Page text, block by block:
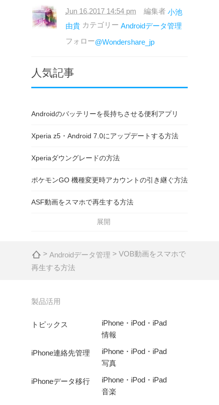
Jun 16,2017 14:54 pm 編集者 小池
由貴 カテゴリー Androidデータ管理
フォロー@Wondershare_jp
人気記事
Androidのバッテリーを長持ちさせる便利アプリ
Xperia z5・Android 7.0にアップデートする方法
Xperiaダウングレードの方法
ポケモンGO 機種変更時アカウントの引き継ぐ方法
ASF動画をスマホで再生する方法
展開
> Androidデータ管理 > VOB動画をスマホで
再生する方法
製品活用
トピックス
iPhone・iPod・iPad
情報
iPhone連絡先管理
iPhone・iPod・iPad
写真
iPhoneデータ移行
iPhone・iPod・iPad
音楽